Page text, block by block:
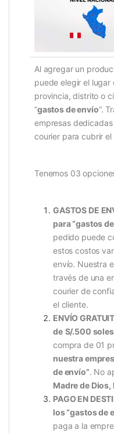
Al agregar un
puede elegir el lugar
provincia, distrito o
“gastos de envío“.
empresas
courier para cubrir
Tenemos 03
GASTOS DE
para “gastos
pedido puede
estos costos
envío. Nuestra
través de una
courier de
el cliente.
ENVÍO
de S/.500 soles
compra de 01
nuestra
de envío”. No
Madre de Dios,
PAGO EN
los“gastos de
paga a la